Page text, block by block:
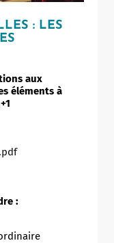
: LES
aux
éléments à
: